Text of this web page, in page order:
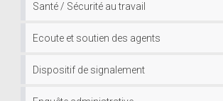
Santé / Sécurité au travail
Ecoute et soutien des agents
Dispositif de signalement